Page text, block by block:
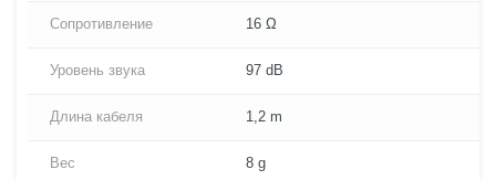
Сопротивление 16 Ω
Уровень звука 97 dB
Длина кабеля 1,2 m
Вес 8 g